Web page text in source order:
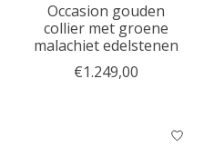
Occasion gouden
collier met groene
malachiet edelstenen
€1.249,00